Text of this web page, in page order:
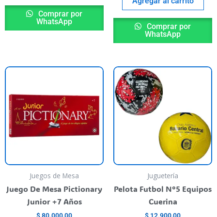
Comprar por
WhatsApp
Comprar por
WhatsApp
Juegos de Mesa
Juego De Mesa Pictionary
Junior +7 Años
Juguetería
Pelota Futbol N°5 Equipos
Cuerina